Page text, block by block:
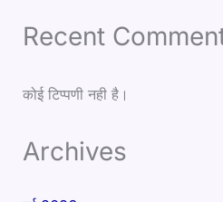
Recent
कोई टिप्पणी नही है।
Archives